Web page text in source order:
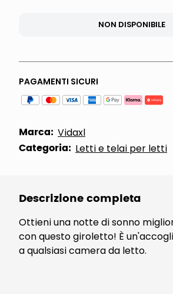
NON DISPONIBILE
PAGAMENTI SICURI
Marca: Vidaxl
Categoria: Letti e telai per letti
Descrizione completa
Ottieni una notte di sonno
con questo giroletto! È
a qualsiasi camera da letto.